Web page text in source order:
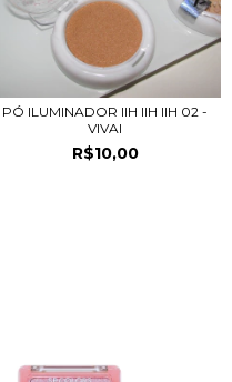
PÓ ILUMINADOR IIH IIH IIH 02 -
VIVAI
R$10,00